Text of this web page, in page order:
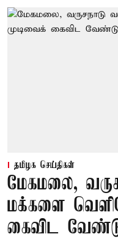
தமிழக செய்திகள்
மேகமலை,
மக்களை
கைவிட